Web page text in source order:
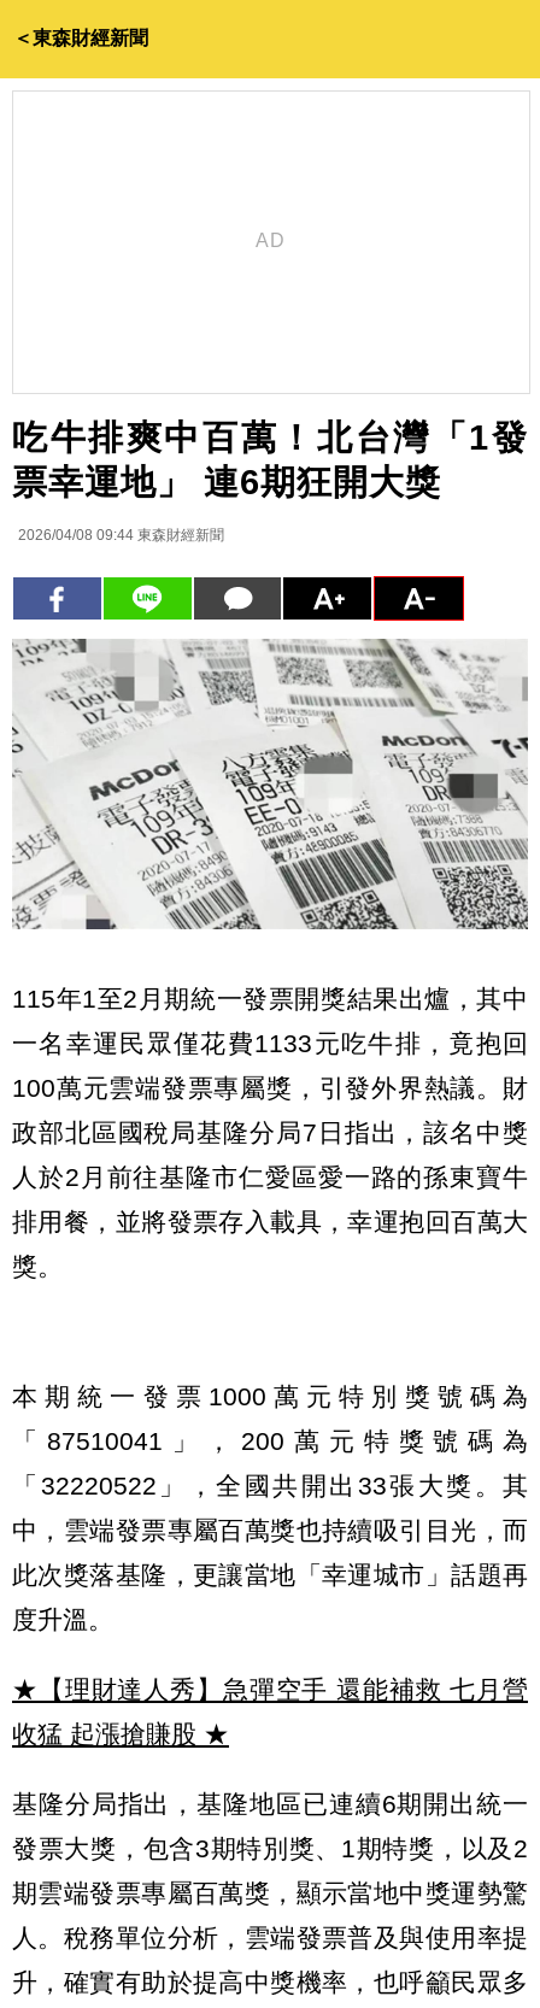
＜東森財經新聞
吃牛排爽中百萬！北台灣「1發
票幸運地」 連6期狂開大獎
2026/04/08 09:44 東森財經新聞
115年1至2月期統一發票開獎結果出爐，其中
一名幸運民眾僅花費1133元吃牛排，竟抱回
100萬元雲端發票專屬獎，引發外界熱議。財
政部北區國稅局基隆分局7日指出，該名中獎
人於2月前往基隆市仁愛區愛一路的孫東寶牛
排用餐，並將發票存入載具，幸運抱回百萬大
獎。
本期統一發票1000萬元特別獎號碼為
「87510041」，200萬元特獎號碼為
「32220522」，全國共開出33張大獎。其
中，雲端發票專屬百萬獎也持續吸引目光，而
此次獎落基隆，更讓當地「幸運城市」話題再
度升溫。
★【理財達人秀】急彈空手 還能補救 七月營
收猛 起漲搶賺股 ★
基隆分局指出，基隆地區已連續6期開出統一
發票大獎，包含3期特別獎、1期特獎，以及2
期雲端發票專屬百萬獎，顯示當地中獎運勢驚
人。稅務單位分析，雲端發票普及與使用率提
升，確實有助於提高中獎機率，也呼籲民眾多